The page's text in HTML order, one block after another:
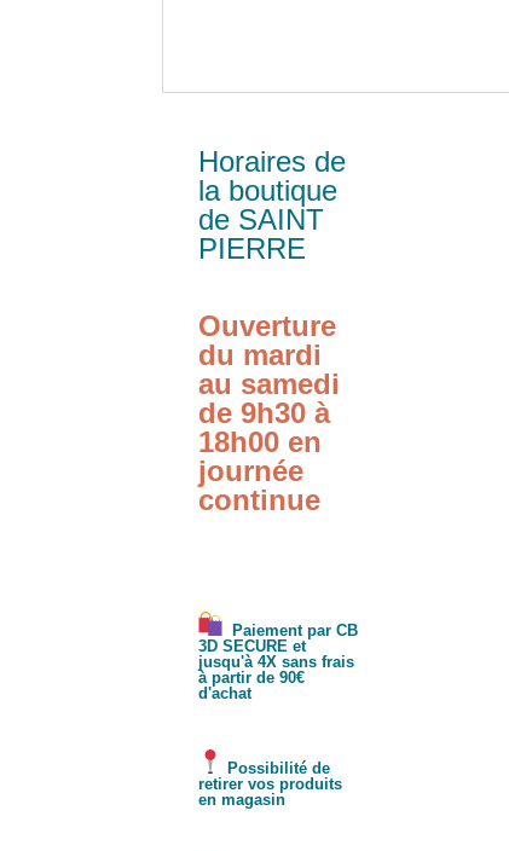
Horaires de
la boutique
de SAINT
PIERRE
Ouverture
du mardi
au samedi
de 9h30 à
18h00 en
journée
continue
Paiement par CB
3D SECURE et
jusqu'à 4X sans frais
à partir de 90€
d'achat
Possibilité de
retirer vos produits
en magasin